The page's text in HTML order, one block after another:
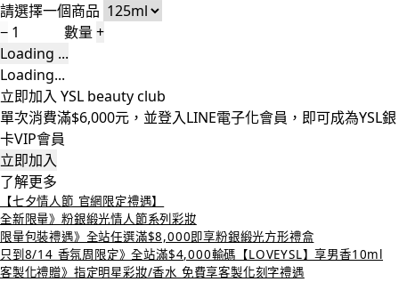
請選擇一個商品
−
數量+
Loading ...
Loading...
立即加入 YSL beauty club
單次消費滿$6,000元，並登入LINE電子化會員，即可成為YSL銀
卡VIP會員
立即加入
了解更多
【七夕情人節 官網限定禮遇】
全新限量》粉銀緞光情人節系列彩妝
限量包裝禮遇》全站任選滿$8,000即享粉銀緞光方形禮盒
只到8/14 香氛周限定》全站滿$4,000輸碼【LOVEYSL】享男香10ml
客製化禮贈》指定明星彩妝/香水 免費享客製化刻字禮遇